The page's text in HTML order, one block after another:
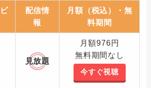
配信情
報
月額（税込）・無
料期間
見放題
月額976円
無料期間なし
今すぐ視聴